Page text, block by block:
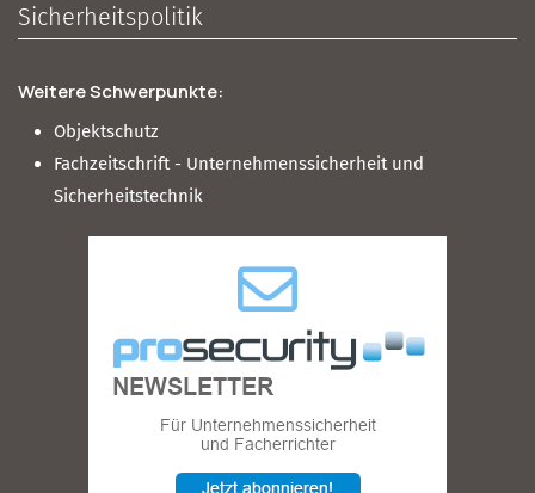
Sicherheitspolitik
Weitere Schwerpunkte:
Objektschutz
Fachzeitschrift - Unternehmenssicherheit und
Sicherheitstechnik